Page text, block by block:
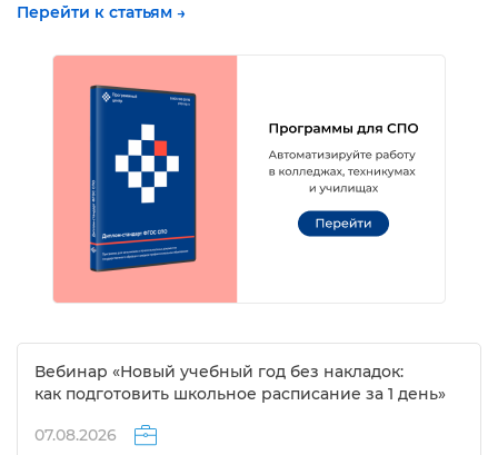
Перейти к статьям →
ебинар «Новый учебный год без накладок:
как подготовить школьное расписание за 1 день»
07.08.2026